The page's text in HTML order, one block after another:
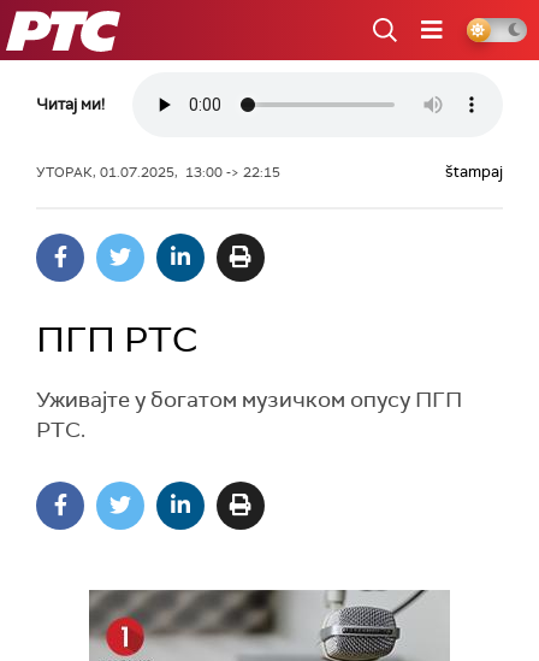
РТС
Читај ми!
УТОРАК, 01.07.2025, 13:00 -> 22:15 štampaj
ПГП РТС
Уживајте у богатом музичком опусу ПГП
РТС.